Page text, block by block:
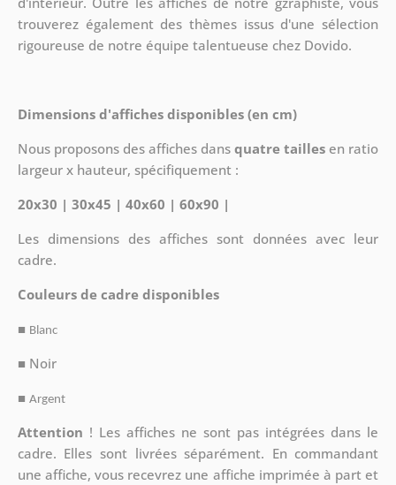
trouverez également des thèmes issus d'une sélection
rigoureuse de notre équipe talentueuse chez Dovido.
Dimensions d'affiches disponibles (en cm)
Nous proposons des affiches dansquatre tailles en ratio
largeur x hauteur, spécifiquement :
20x30 | 30x45 | 40x60 | 60x90 |
Les dimensions des affiches sont données avec leur
cadre.
Couleurs de cadre disponibles
■ Blanc
■ Noir
■ Argent
Attention ! Les affiches ne sont pas intégrées dans le
cadre. Elles sont livrées séparément. En commandant
une affiche, vous recevrez une affiche imprimée à part et